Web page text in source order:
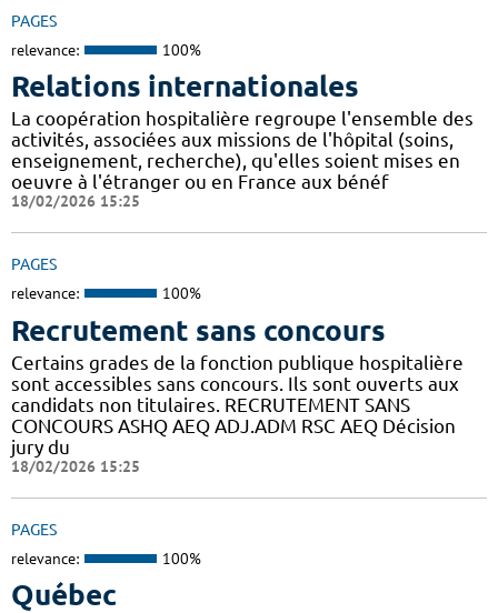
PAGES
relevance: 100%
Relations internationales
La coopération hospitalière regroupe l'ensemble des
activités, associées aux missions de l'hôpital (soins,
enseignement, recherche), qu'elles soient mises en
oeuvre à l'étranger ou en France aux bénéf
18/02/2026 15:25
PAGES
relevance: 100%
Recrutement sans concours
Certains grades de la fonction publique hospitalière
sont accessibles sans concours. Ils sont ouverts aux
candidats non titulaires. RECRUTEMENT SANS
CONCOURS ASHQ AEQ ADJ.ADM RSC AEQ Décision
jury du
18/02/2026 15:25
PAGES
relevance: 100%
Québec